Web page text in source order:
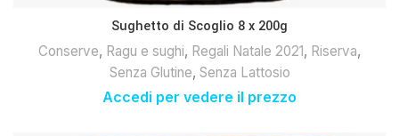
Sughetto di Scoglio 8 x 200g
Conserve, Ragu e sughi, Regali Natale 2021, Riserva,
Senza Glutine, Senza Lattosio
Accedi per vedere il prezzo